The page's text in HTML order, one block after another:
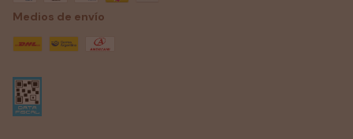
Medios de envío